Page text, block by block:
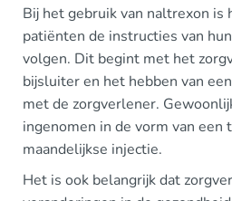
Bij het gebruik van naltrexon is
patiënten de instructies van
volgen. Dit begint met het
bijsluiter en het hebben van
met de zorgverlener.
ingenomen in de vorm van een
maandelijkse injectie.
Het is ook belangrijk dat